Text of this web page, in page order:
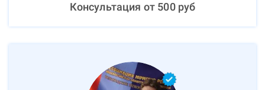
Консультация от 500руб